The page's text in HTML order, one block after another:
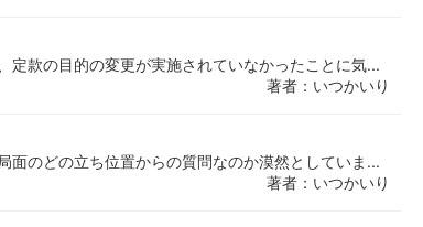
定款の目的の変更が実施されていなかったことに気...
著者：いつかいり
のどの立ち位置からの質問なのか漠然としていま...
著者：いつかいり